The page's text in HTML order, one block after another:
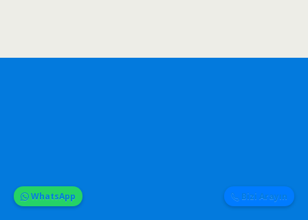
Bizi Arayın
WhatsApp